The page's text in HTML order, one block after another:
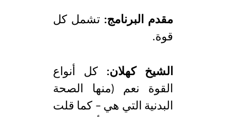
مقدم البرنامج: تشمل كل
قوة.
الشيخ كهلان: كل أنواع
القوة نعم (منها الصحة
البدنية التي هي – كما قلت